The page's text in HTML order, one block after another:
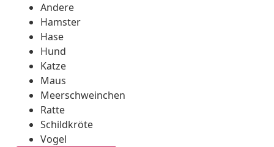
Andere
Hamster
Hase
Hund
Katze
Maus
Meerschweinchen
Ratte
Schildkröte
Vogel